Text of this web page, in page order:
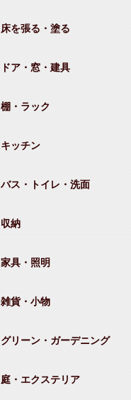
床を張る・塗る
ドア・窓・建具
棚・ラック
キッチン
バス・トイレ・洗面
収納
家具・照明
雑貨・小物
グリーン・ガーデニング
庭・エクステリア